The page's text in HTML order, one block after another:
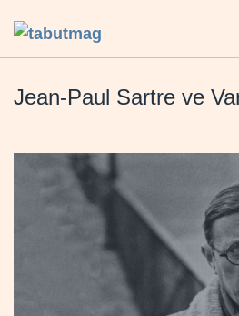
Jean-Paul Sartre ve